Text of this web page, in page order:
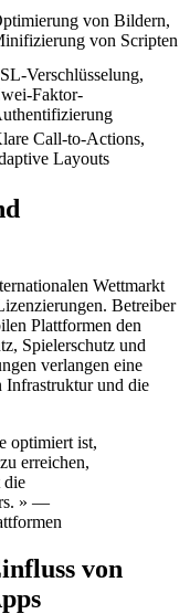
von Bildern,
von Scripten
Verschlüsselung,
Faktor-
Call-to-Actions,
Layouts
Wettmarkt
Betreiber
Plattformen den
Spielerschutz und
verlangen eine
Infrastruktur und die
optimiert ist,
erreichen,
die
» —
von